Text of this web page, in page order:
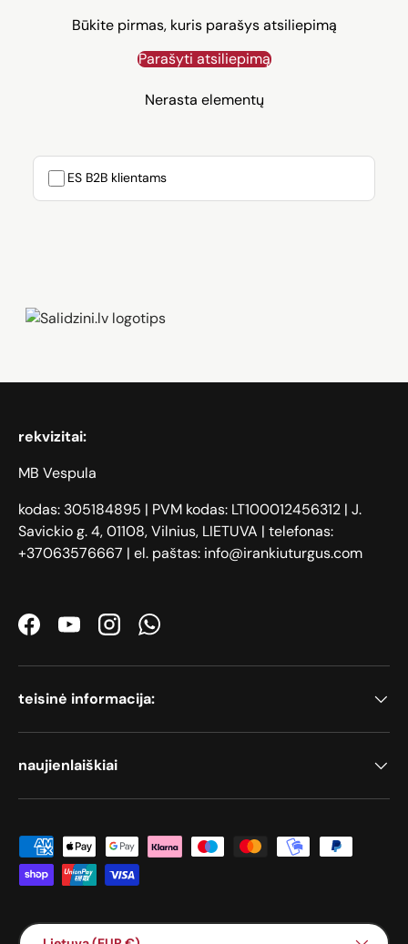
Būkite pirmas, kuris parašys atsiliepimą
Parašyti atsiliepimą
Nerasta elementų
ES B2B klientams
Zāģi, iPhone, Dyson, Mobilie
rekvizitai:
MB Vespula
kodas: 305184895 | PVM kodas: LT100012456312 | J.
Savickio g. 4, 01108, Vilnius, LIETUVA | telefonas:
+37063576667 | el. paštas: info@irankiuturgus.com
FacebookYouTubeInstagramWhatsApp
teisinė informacija:
naujienlaiškiai
Priimami mokėjimo būdai
Šalis / Regionas